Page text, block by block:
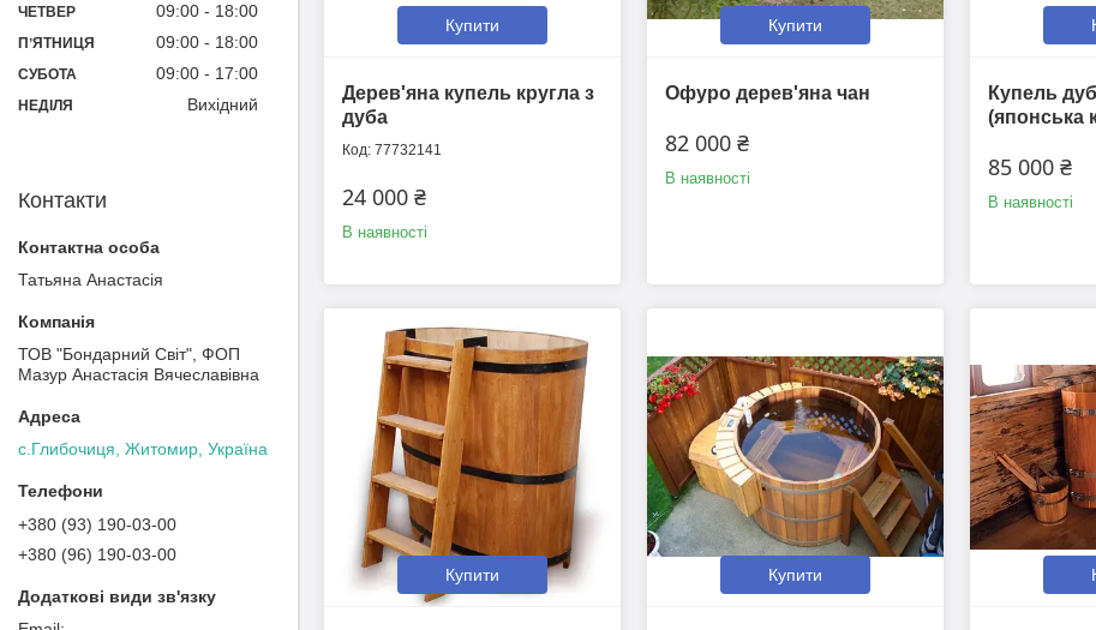
Купити
Дерев'яна купель кругла з
дуба
77732141
24 000 ₴
В наявності
Купити
Офуро дерев'яна чан
82 000 ₴
В наявності
Купель
(японська
85 000 ₴
В наявності
Купити Купити
ЧЕТВЕР 09:00 18:00
ПʼЯТНИЦЯ 09:00 18:00
СУБОТА 09:00 17:00
НЕДІЛЯ Вихідний
Контакти
Татьяна Анастасія
ТОВ "Бондарний Світ", ФОП
Мазур Анастасія Вячеславівна
с.Глибочиця, Житомир, Україна
+380 (93) 190-03-00
+380 (96) 190-03-00